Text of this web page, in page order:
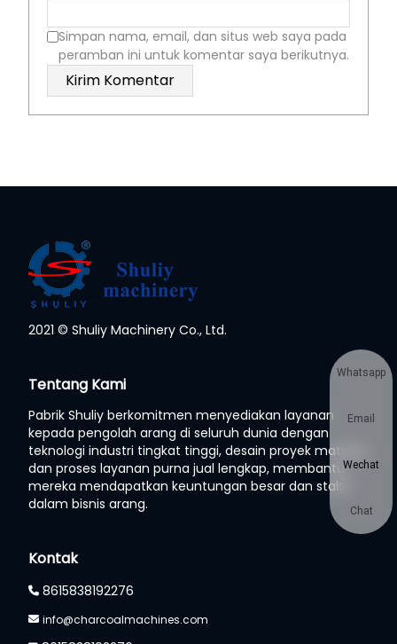
Simpan nama, email, dan situs web saya pada
peramban ini untuk komentar saya berikutnya.
2021 © Shuliy Machinery Co., Ltd.
Tentang Kami
Pabrik Shuliy berkomitmen menyediakan layanan
kepada pengolah arang di seluruh dunia dengan
teknologi industri tingkat tinggi, desain proyek matang,
dan proses layanan purna jual lengkap, membantu
mereka mendapatkan keuntungan besar dan stabil
dalam bisnis arang.
Kontak
8615838192276
info@charcoalmachines.com
Whatsapp
Email
Wechat
Chat